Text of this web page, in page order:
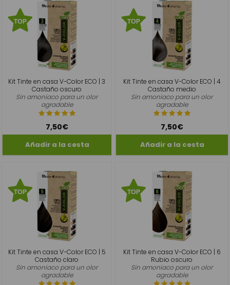
Kit Tinte en casa V-Color ECO | 3
Castaño oscuro
Sin amoniaco para un olor
agradable
7,50€
Kit Tinte en casa V-Color ECO | 4
Castaño medio
Sin amoniaco para un olor
agradable
7,50€
Kit Tinte en casa V-Color ECO | 5
Castaño claro
Sin amoniaco para un olor
agradable
Kit Tinte en casa V-Color ECO | 6
Rubio oscuro
Sin amoniaco para un olor
agradable